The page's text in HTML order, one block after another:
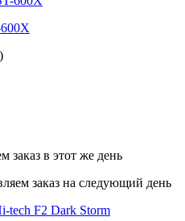
заказ в этот же день
заказ на следующий день